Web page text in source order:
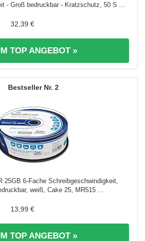
- Groß bedruckbar - Kratzschutz, 50 S ...
32,39 €
TOP ANGEBOT »
2
25GB 6-Fache Schreibgeschwindigkeit,
weiß, Cake 25, MR515 ...
13,99 €
TOP ANGEBOT »